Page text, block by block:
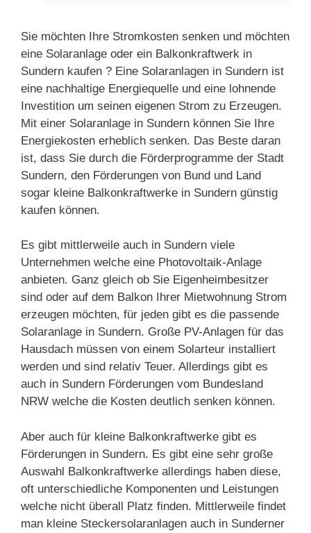
Sie möchten Ihre Stromkosten senken und möchten
eine Solaranlage oder ein Balkonkraftwerk in
Sundern kaufen ? Eine Solaranlagen in Sundern ist
eine nachhaltige Energiequelle und eine lohnende
Investition um seinen eigenen Strom zu Erzeugen.
Mit einer Solaranlage in Sundern können Sie Ihre
Energiekosten erheblich senken. Das Beste daran
ist, dass Sie durch die Förderprogramme der Stadt
Sundern, den Förderungen von Bund und Land
sogar kleine Balkonkraftwerke in Sundern günstig
kaufen können.
Es gibt mittlerweile auch in Sundern viele
Unternehmen welche eine Photovoltaik-Anlage
anbieten. Ganz gleich ob Sie Eigenheimbesitzer
sind oder auf dem Balkon Ihrer Mietwohnung Strom
erzeugen möchten, für jeden gibt es die passende
Solaranlage in Sundern. Große PV-Anlagen für das
Hausdach müssen von einem Solarteur installiert
werden und sind relativ Teuer. Allerdings gibt es
auch in Sundern Förderungen vom Bundesland
NRW welche die Kosten deutlich senken können.
Aber auch für kleine Balkonkraftwerke gibt es
Förderungen in Sundern. Es gibt eine sehr große
Auswahl Balkonkraftwerke allerdings haben diese,
oft unterschiedliche Komponenten und Leistungen
welche nicht überall Platz finden. Mittlerweile findet
man kleine Steckersolaranlagen auch in Sunderner